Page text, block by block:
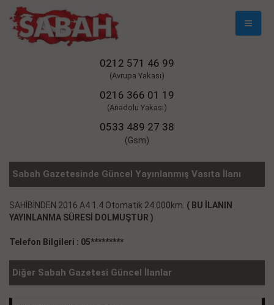
Mobil
0212 571 46 99
(Avrupa Yakası)
0216 366 01 19
(Anadolu Yakası)
0533 489 27 38
(Gsm)
Sabah Gazetesinde Güncel Yayınlanmış Vasıta İlanı
SAHİBİNDEN 2016 A4 1.4 Otomatik 24.000km. ( BU İLANIN
YAYINLANMA SÜRESİ DOLMUŞTUR )
Telefon Bilgileri : 05*********
Diğer Sabah Gazetesi Güncel İlanlar